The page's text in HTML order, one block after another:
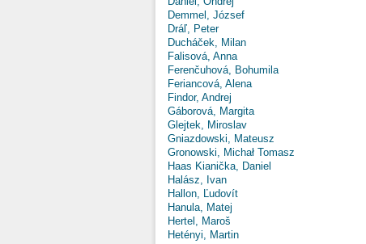
Demmel, József
Dráľ, Peter
Ducháček, Milan
Falisová, Anna
Ferenčuhová, Bohumila
Feriancová, Alena
Findor, Andrej
Gáborová, Margita
Glejtek, Miroslav
Gniazdowski, Mateusz
Gronowski, Michał Tomasz
Haas Kianička, Daniel
Halász, Ivan
Hallon, Ľudovít
Hanula, Matej
Hertel, Maroš
Hetényi, Martin